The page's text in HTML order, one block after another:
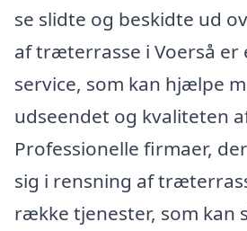
se slidte og beskidte ud
af træterrasse i Voerså er
service, som kan hjælpe
udseendet og kvaliteten
Professionelle firmaer,
sig i rensning af
række tjenester, som kan